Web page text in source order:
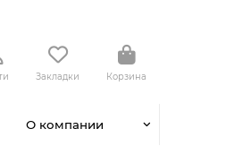
Закладки Корзина
О компании